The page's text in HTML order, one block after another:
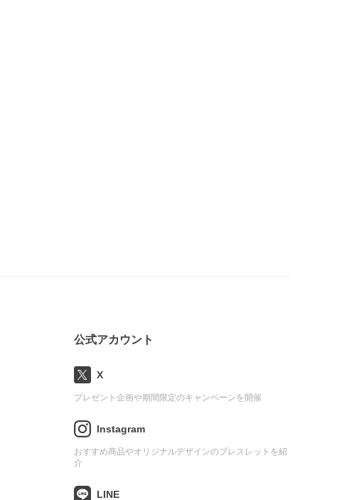
公式アカウント
X
プレゼント企画や期間限定のキャンペーンを開催
Instagram
おすすめ商品やオリジナルデザインのブレスレットを紹
介
LINE